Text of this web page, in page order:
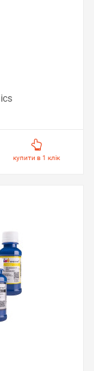
купити в 1 клік